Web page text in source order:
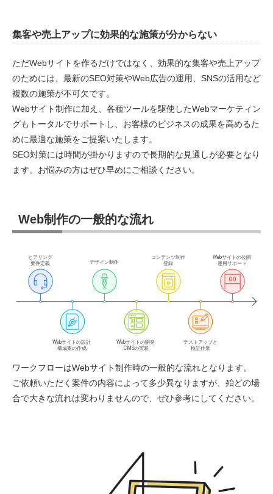
集客や売上アップに効果的な施策が分からない
ただWebサイトを作るだけではなく、効果的な集客や売上アップ
のためには、最新のSEO対策やWeb広告の運用、SNSの活用など
複数の施策が不可欠です。
Webサイト制作に加え、各種ツールを駆使したWebマーケティン
グもトータルでサポートし、お客様のビジネスの成果を高めるた
めに最適な施策をご提案いたします。
SEO対策には時間が掛かりますので長期的な見通しが必要となり
ます。お悩みの方はぜひ早めにご相談ください。
Web制作の一般的な流れ
ワークフローはWebサイト制作時の一般的な流れとなります。
ご依頼いただく案件の内容によって多少異なりますが、殆どの場
合で大きな流れは変わりませんので、ぜひ参考にしてください。